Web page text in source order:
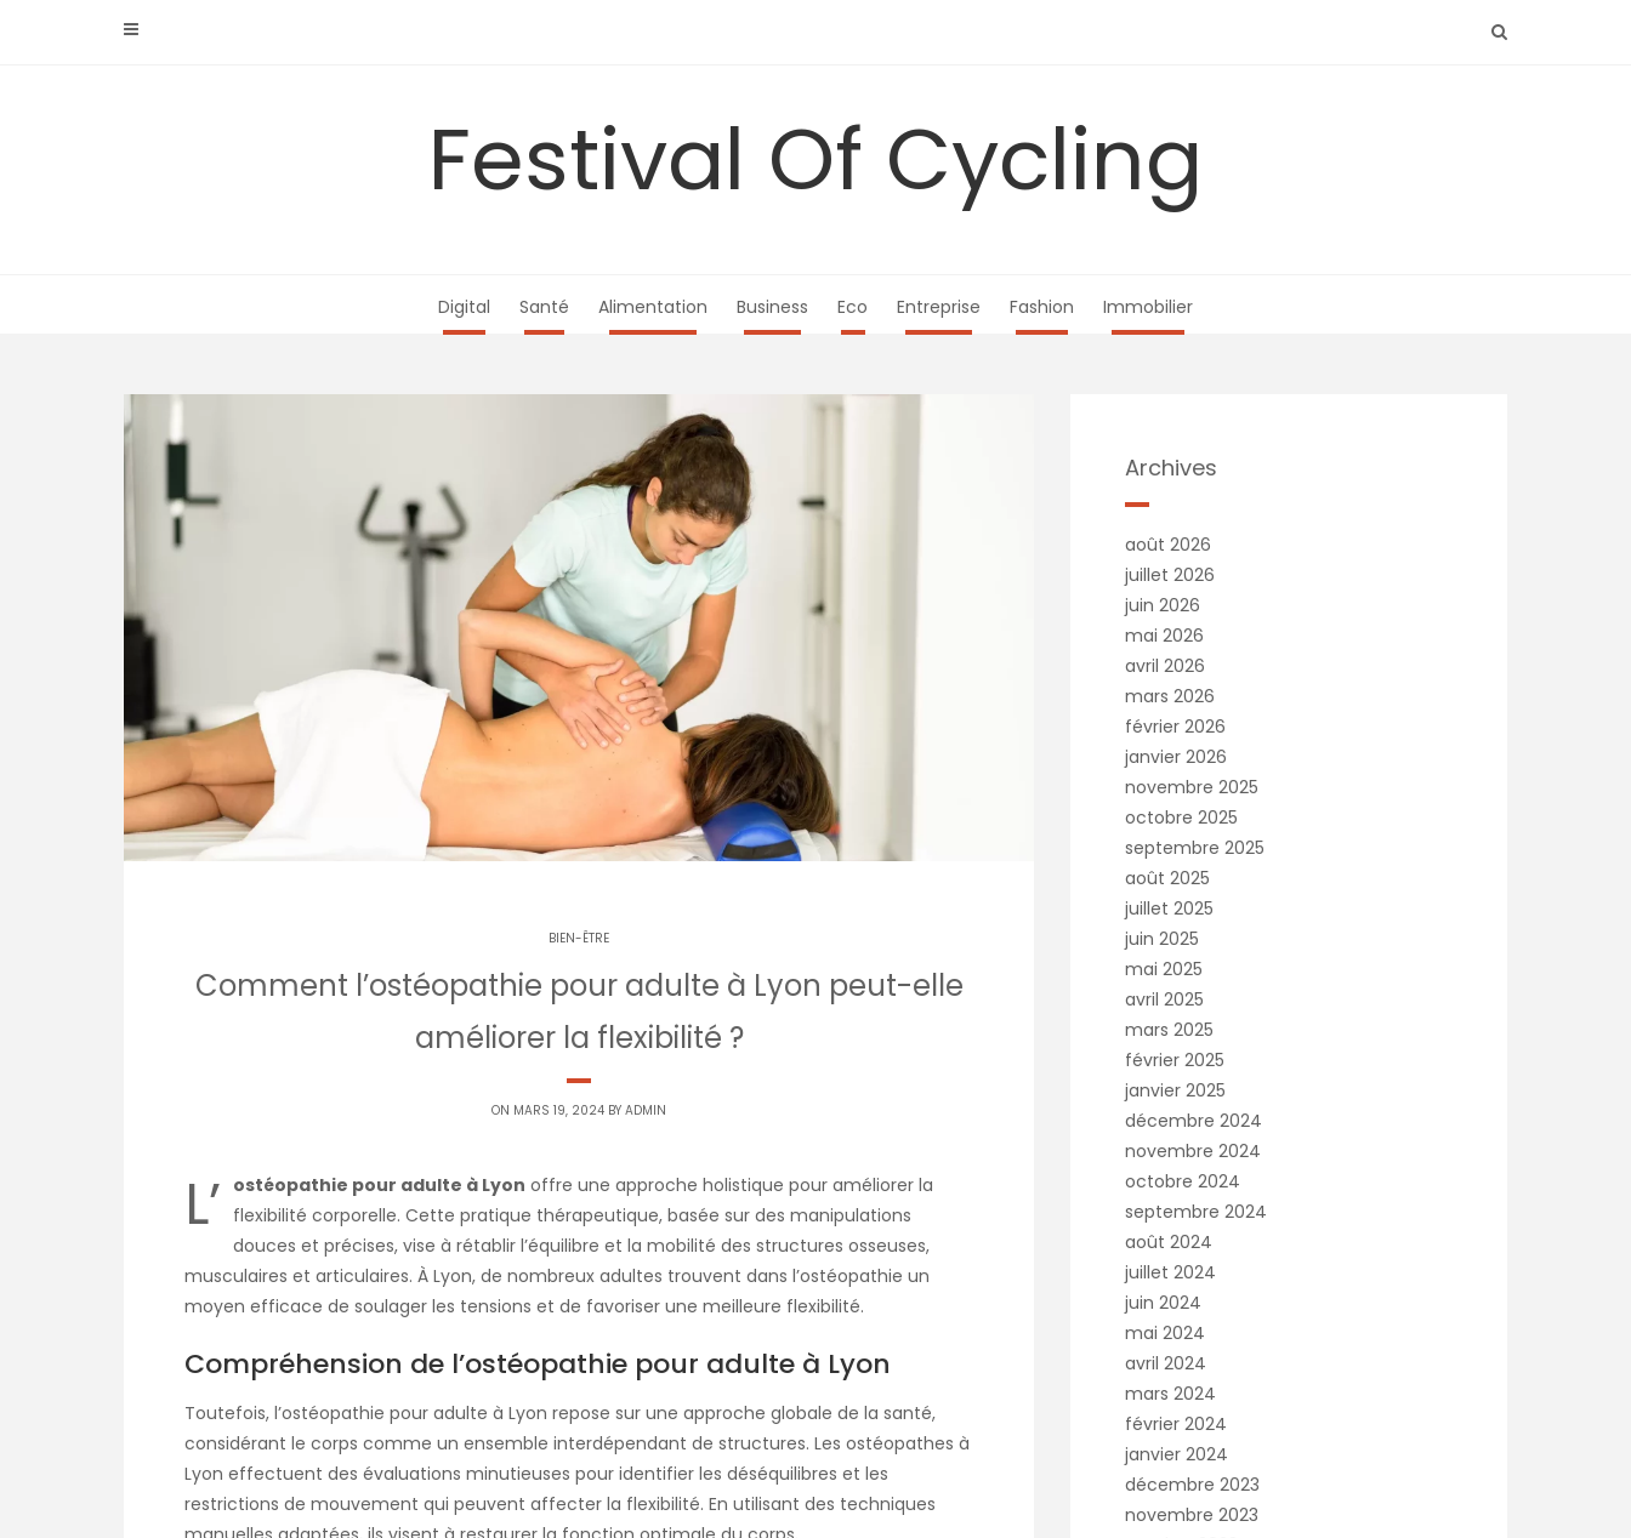
Festival Of Cycling
Digital Santé Alimentation Business Eco Entreprise Fashion Immobilier
BIEN-ÊTRE
Comment l’ostéopathie pour adulte à Lyon peut-elle
améliorer la flexibilité ?
ON MARS 19, 2024 BY ADMIN
L’ ostéopathie pour adulte à Lyon offre une approche holistique pour améliorer la
flexibilité corporelle. Cette pratique thérapeutique, basée sur des manipulations
douces et précises, vise à rétablir l’équilibre et la mobilité des structures osseuses,
musculaires et articulaires. À Lyon, de nombreux adultes trouvent dans l’ostéopathie un
moyen efficace de soulager les tensions et de favoriser une meilleure flexibilité.
Compréhension de l’ostéopathie pour adulte à Lyon
Toutefois, l’ostéopathie pour adulte à Lyon repose sur une approche globale de la santé,
considérant le corps comme un ensemble interdépendant de structures. Les ostéopathes à
Lyon effectuent des évaluations minutieuses pour identifier les déséquilibres et les
restrictions de mouvement qui peuvent affecter la flexibilité. En utilisant des techniques
Archives
août 2026
juillet 2026
juin 2026
mai 2026
avril 2026
mars 2026
février 2026
janvier 2026
novembre 2025
octobre 2025
septembre 2025
août 2025
juillet 2025
juin 2025
mai 2025
avril 2025
mars 2025
février 2025
janvier 2025
décembre 2024
novembre 2024
octobre 2024
septembre 2024
août 2024
juillet 2024
juin 2024
mai 2024
avril 2024
mars 2024
février 2024
janvier 2024
décembre 2023
novembre 2023